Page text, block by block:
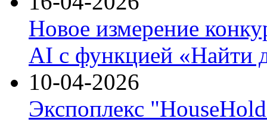
Новое измерение
AI с функцией «Найти
10-04-2026
Экспоплекс